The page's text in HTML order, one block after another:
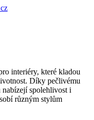
interiéry, které kladou
Díky pečlivému
spolehlivost i
různým stylům